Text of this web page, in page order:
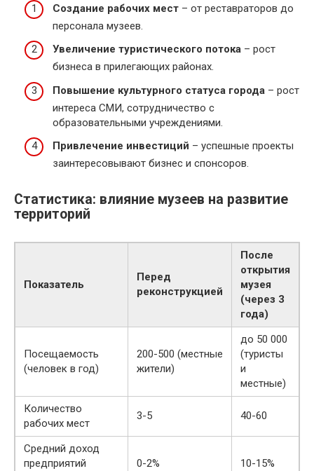
Создание рабочих мест – от реставраторов до
персонала музеев.
Увеличение туристического потока – рост
бизнеса в прилегающих районах.
Повышение культурного статуса города – рост
интереса СМИ, сотрудничество с
образовательными учреждениями.
Привлечение инвестиций – успешные проекты
заинтересовывают бизнес и спонсоров.
Статистика: влияние музеев на развитие
территорий
Показатель
Перед
реконструкцией
После
открытия
музея
(через 3
года)
Посещаемость
(человек в год)
200-500 (местные
жители)
до 50 000
(туристы
и
местные)
Количество
рабочих мест
3-5 40-60
Средний доход
предприятий
0-2% 10-15%